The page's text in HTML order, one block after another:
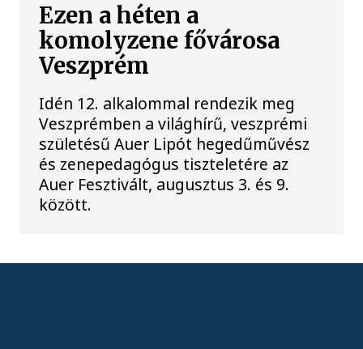
Ezen a héten a
komolyzene fővárosa
Veszprém
Idén 12. alkalommal rendezik meg
Veszprémben a világhírű, veszprémi
születésű Auer Lipót hegedűművész
és zenepedagógus tiszteletére az
Auer Fesztivált, augusztus 3. és 9.
között.